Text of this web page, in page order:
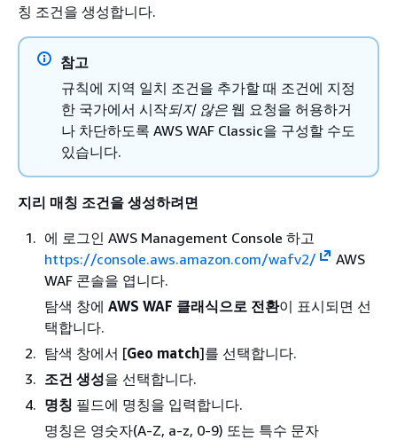
칭 조건을 생성합니다.
참고
규칙에 지역 일치 조건을 추가할 때 조건에 지정
한 국가에서 시작되지 않은 웹 요청을 허용하거
나 차단하도록 AWS WAF Classic을 구성할 수도
있습니다.
지리 매칭 조건을 생성하려면
에 로그인 AWS Management Console 하고
https://console.aws.amazon.com/wafv2/
AWS
WAF 콘솔을 엽니다.
탐색 창에 AWS WAF 클래식으로 전환이 표시되면 선
택합니다.
탐색 창에서 [Geo match]를 선택합니다.
조건 생성을 선택합니다.
명칭 필드에 명칭을 입력합니다.
명칭은 영숫자(A-Z, a-z, 0-9) 또는 특수 문자